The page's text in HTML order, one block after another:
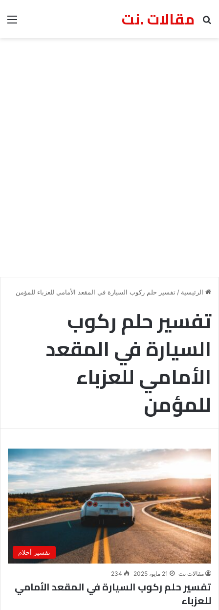
مقالات .نت
بحث عن
الرئيسية / تفسير حلم ركوب السيارة في المقعد الأمامي للعزباء للمؤمن
تفسير حلم ركوب
السيارة في المقعد
الأمامي للعزباء
للمؤمن
تفسير أحلام
مقالات نت 21 مايو، 2025 234
تفسير حلم ركوب السيارة في المقعد الأمامي
للعزباء